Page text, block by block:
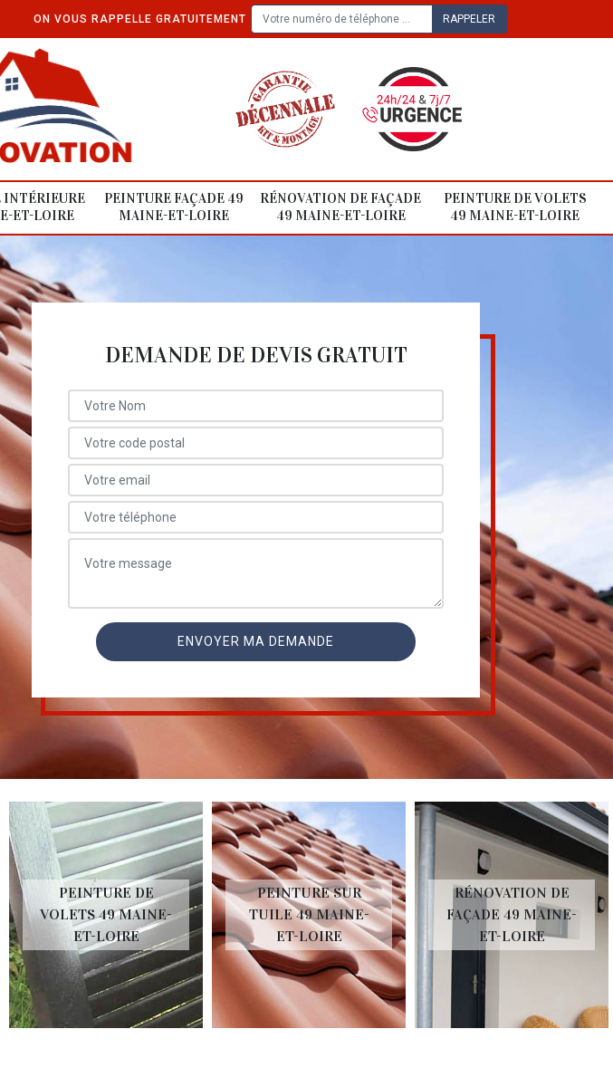
ON VOUS RAPPELLE GRATUITEMENT
INTÉRIEURE
ET-LOIRE
PEINTURE FAÇADE 49
MAINE-ET-LOIRE
RÉNOVATION DE FAÇADE
49 MAINE-ET-LOIRE
PEINTURE DE VOLETS
49 MAINE-ET-LOIRE
DEMANDE DE DEVIS GRATUIT
PEINTURE DE
VOLETS 49 MAINE-
ET-LOIRE
PEINTURE SUR
TUILE 49 MAINE-
ET-LOIRE
RÉNOVATION DE
FAÇADE 49 MAINE-
ET-LOIRE